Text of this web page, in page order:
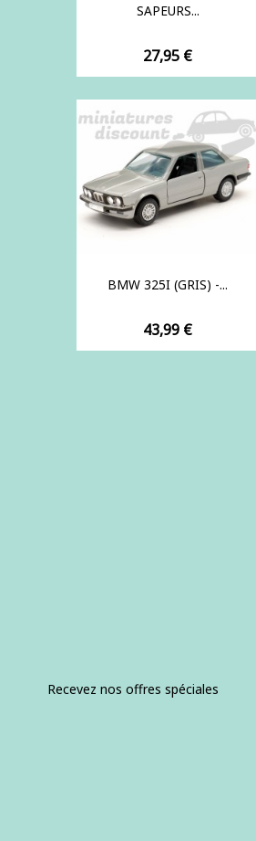
SAPEURS...
Prix
27,95 €
BMW 325I (GRIS) -...
Prix
43,99 €
Recevez nos offres spéciales